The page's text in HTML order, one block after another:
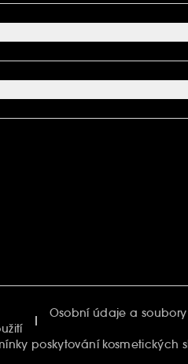
Osobní údaje a
poskytování kosmetických